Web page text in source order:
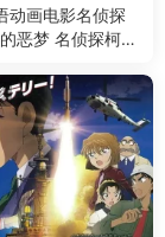
动画电影名侦探
恶梦 名侦探柯南